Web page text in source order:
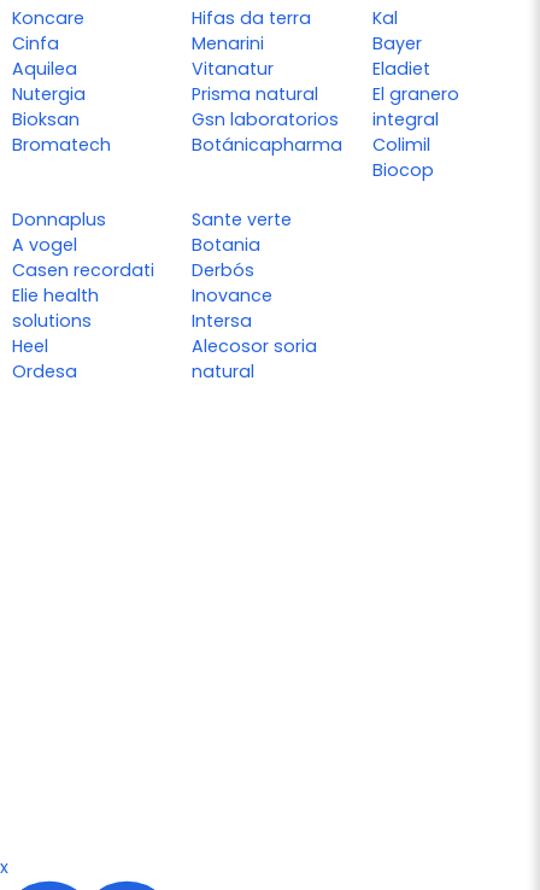
Koncare
Cinfa
Aquilea
Nutergia
Bioksan
Bromatech
Hifas da terra
Menarini
Vitanatur
Prisma natural
Gsn laboratorios
Botánicapharma
Kal
Bayer
Eladiet
El granero
integral
Colimil
Biocop
Donnaplus
A vogel
Casen recordati
Elie health
solutions
Heel
Ordesa
Sante verte
Botania
Derbós
Inovance
Intersa
Alecosor soria
natural
x